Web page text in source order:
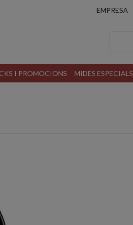
EMPRESA
I PROMOCIONS MIDES ESPECIALS